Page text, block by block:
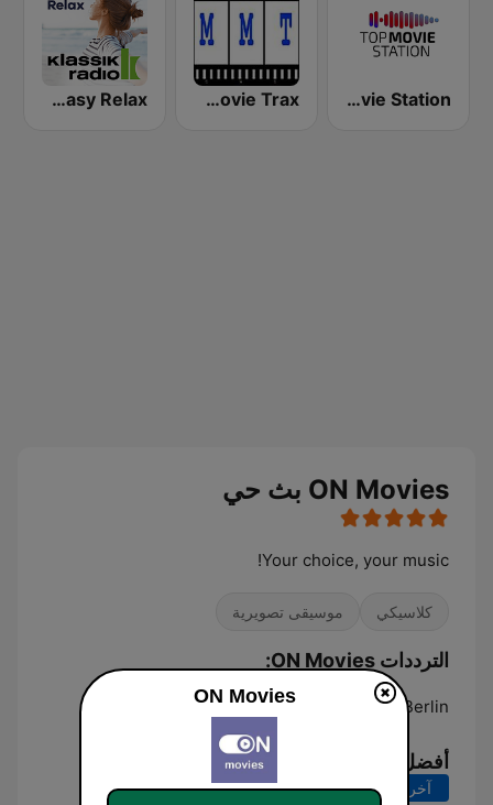
Top Movie Station
Matt's Movie Trax
Klassik Radio Easy Relax
ON Movies بث حي
Your choice, your music!
كلاسيكي موسيقى تصويرية
الترددات ON Movies:
Berlin:
Online
أفضل الأغاني
آخر 7 أيام آخر 30 يوماً
ON Movies